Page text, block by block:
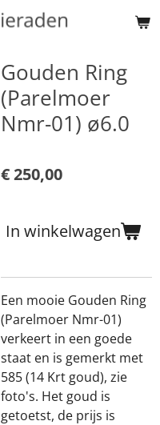
Gouden Ring
(Parelmoer
Nmr-01) ø6.0
€ 250,00
In winkelwagen
Een mooie Gouden Ring
(Parelmoer Nmr-01)
verkeert in een goede
staat en is gemerkt met
585 (14 Krt goud), zie
foto's. Het goud is
getoetst, de prijs is